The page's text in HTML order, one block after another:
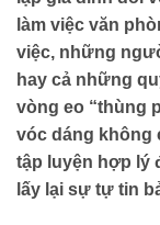
làm việc văn
việc, những
hay cả những
vòng eo “thùng
vóc dáng không
tập luyện hợp lý
lấy lại sự tự tin